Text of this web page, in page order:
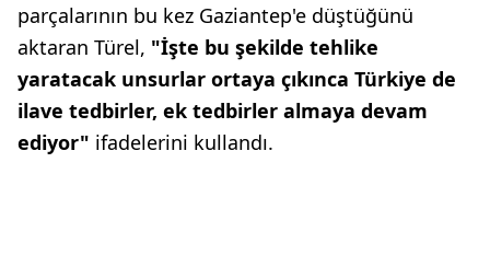
parçalarının bu kez Gaziantep'e düştüğünü
aktaran Türel, "İşte bu şekilde tehlike
yaratacak unsurlar ortaya çıkınca Türkiye de
ilave tedbirler, ek tedbirler almaya devam
ediyor" ifadelerini kullandı.